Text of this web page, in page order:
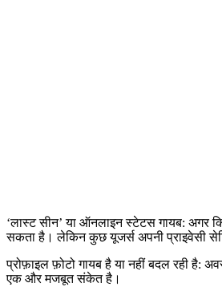
‘लास्ट सीन’ या ऑनलाइन स्टेटस गायब: अगर
सकता है। लेकिन कुछ यूजर्स अपनी प्राइवेसी
प्रोफ़ाइल फ़ोटो गायब है या नहीं बदल रही है:
एक और मजबूत संकेत है।